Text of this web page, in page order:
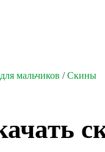
мальчиков /Скины